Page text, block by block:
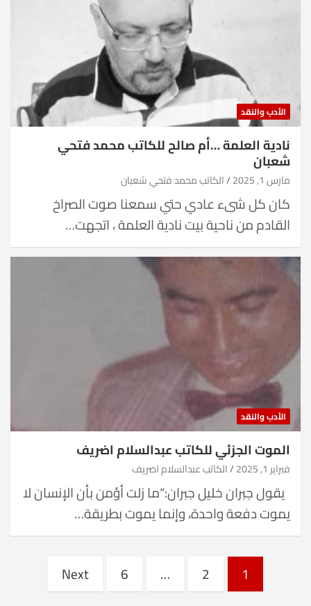
الأدب والنقد
نادية العلمة …أم صالح للكاتب محمد فتحي
شعبان
مارس 1, 2025 الكاتب محمد فتحي شعبان
كان كل شىء عادي حتي سمعنا صوت الصراخ
القادم من ناحية بيت نادية العلمة ، اتجهت…
الأدب والنقد
الموت الجزئي للكاتب عبدالسلام اضريف
فبراير 1, 2025 الكاتب عبدالسلام اضريف
يقول جبران خليل جبران:“ما زلت أؤمن بأن الإنسان لا
يموت دفعة واحدة، وإنما يموت بطريقة…
Posts
pagination
1
2
…
6
Next